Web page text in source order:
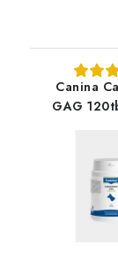
Canina
GAG